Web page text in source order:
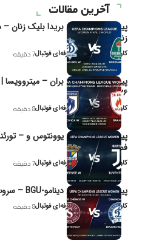
آخرین مقالات
زنان یوفا
کاوه نیک‌فر، تحلیل‌گر حرفه‌ای فوتبال7 دقیقه
پیش‌بینی و تحلیل بران – میتروویسا
۲۰۲۶
کاوه نیک‌فر، تحلیل‌گر حرفه‌ای فوتبال8 دقیقه
پیش‌بینی و تحلیل یوونتوس و –
فصل ۲۰۲۶
کاوه نیک‌فر، تحلیل‌گر حرفه‌ای فوتبال7 دقیقه
پیش‌بینی و تحلیل دینامو-BGU – سروت شنوآ | لیگ قهرمانان زنان اروپا
کاوه نیک‌فر، تحلیل‌گر حرفه‌ای فوتبال8 دقیقه